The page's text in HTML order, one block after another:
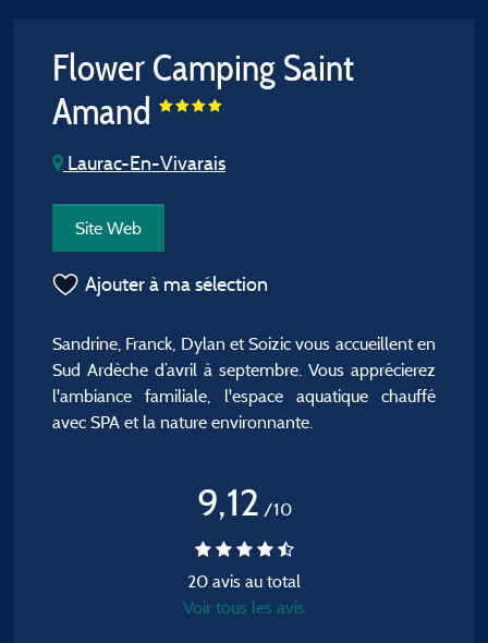
Flower Camping Saint
Amand
Laurac-En-Vivarais
Site Web
Ajouter à ma sélection
Sandrine, Franck, Dylan et Soizic vous accueillent en
Sud Ardèche d’avril à septembre. Vous apprécierez
l'ambiance familiale, l'espace aquatique chauffé
avec SPA et la nature environnante.
9,12 /10
20 avis au total
Voir tous les avis